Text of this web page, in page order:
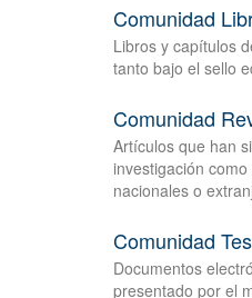
Comunidad
Libros y capítulos
tanto bajo el sello
Comunidad
Artículos que han
investigación
nacionales o
Comunidad
Documentos
presentado por el